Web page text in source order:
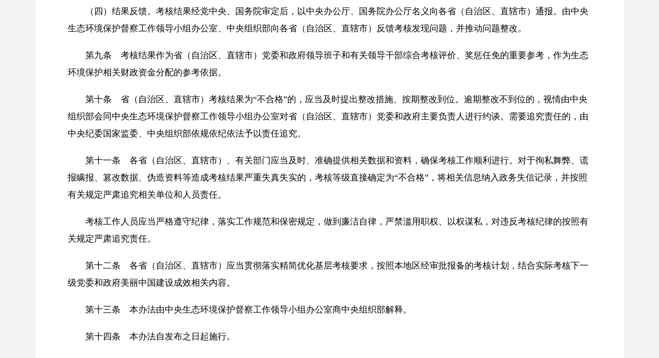
（四）结果反馈。考核结果经党中央、国务院审定后，以中央办公厅、国务院办公厅名义向各省（自治区、直辖市）通报。由中央
生态环境保护督察工作领导小组办公室、中央组织部向各省（自治区、直辖市）反馈考核发现问题，并推动问题整改。
第九条 考核结果作为省（自治区、直辖市）党委和政府领导班子和有关领导干部综合考核评价、奖惩任免的重要参考，作为生态
环境保护相关财政资金分配的参考依据。
第十条 省（自治区、直辖市）考核结果为“不合格”的，应当及时提出整改措施、按期整改到位。逾期整改不到位的，视情由中央
组织部会同中央生态环境保护督察工作领导小组办公室对省（自治区、直辖市）党委和政府主要负责人进行约谈。需要追究责任的，由
中央纪委国家监委、中央组织部依规依纪依法予以责任追究。
第十一条 各省（自治区、直辖市）、有关部门应当及时、准确提供相关数据和资料，确保考核工作顺利进行。对于徇私舞弊、谎
报瞒报、篡改数据、伪造资料等造成考核结果严重失真失实的，考核等级直接确定为“不合格”，将相关信息纳入政务失信记录，并按照
有关规定严肃追究相关单位和人员责任。
考核工作人员应当严格遵守纪律，落实工作规范和保密规定，做到廉洁自律，严禁滥用职权、以权谋私，对违反考核纪律的按照有
关规定严肃追究责任。
第十二条 各省（自治区、直辖市）应当贯彻落实精简优化基层考核要求，按照本地区经审批报备的考核计划，结合实际考核下一
级党委和政府美丽中国建设成效相关内容。
第十三条 本办法由中央生态环境保护督察工作领导小组办公室商中央组织部解释。
第十四条 本办法自发布之日起施行。